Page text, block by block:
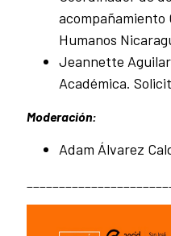
acompañamiento
Humanos
Jeannette
Académica.
Moderación:
Adam Álvarez